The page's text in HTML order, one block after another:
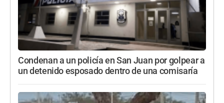
Condenan a un policía en San Juan por golpear a
un detenido esposado dentro de una comisaría